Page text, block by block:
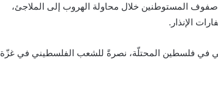
البث” الإسرائيلية وقوع 12 إصابة في صفوف المستوطنين خلال محاولة الهروب إلى الملاجئ،
في فلسطين المحتلّة، نصرةً للشعب الفلسطيني في غزّة